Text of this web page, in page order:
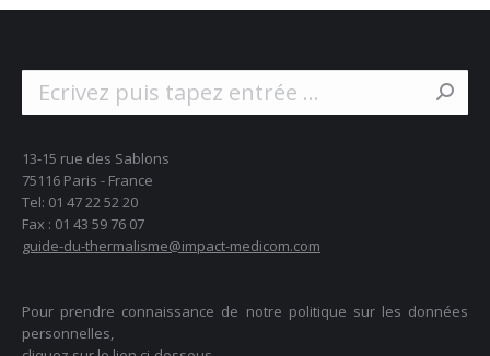
13-15 rue des Sablons
75116 Paris - France
Tel: 01 47 22 52 20
Fax : 01 43 59 76 07
guide-du-thermalisme@impact-medicom.com
Pour prendre connaissance de notre politique sur les données
personnelles,